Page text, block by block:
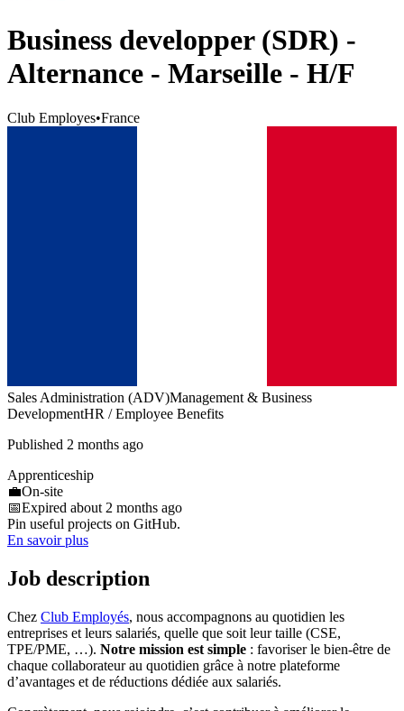
Business developper (SDR) -
Alternance - Marseille - H/F
Club Employes•France
Sales Administration (ADV)Management & Business
DevelopmentHR / Employee Benefits
Published 2 months ago
Apprenticeship
💼On-site
📅Expired about 2 months ago
Pin useful projects on GitHub.
En savoir plus
Job description
Chez Club Employés, nous accompagnons au quotidien les
entreprises et leurs salariés, quelle que soit leur taille (CSE,
TPE/PME, …). Notre mission est simple : favoriser le bien-être de
chaque collaborateur au quotidien grâce à notre plateforme
d’avantages et de réductions dédiée aux salariés.